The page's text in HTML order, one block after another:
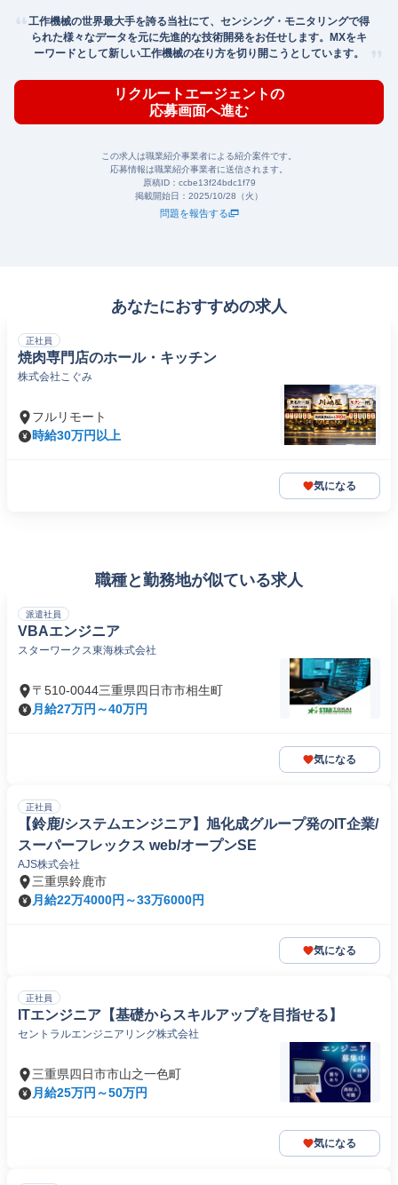
工作機械の世界最大手を誇る当社にて、センシング・モニタリングで得
られた様々なデータを元に先進的な技術開発をお任せします。MXをキ
ーワードとして新しい工作機械の在り方を切り開こうとしています。
リクルートエージェントの
応募画面へ進む
この求人は職業紹介事業者による紹介案件です。
応募情報は職業紹介事業者に送信されます。
原稿ID： ccbe13f24bdc1f79
掲載開始日： 2025/10/28（火）
問題を報告する
あなたにおすすめの求人
正社員
焼肉専門店のホール・キッチン
株式会社こぐみ
フルリモート
時給30万円以上
気になる
職種と勤務地が似ている求人
派遣社員
VBAエンジニア
スターワークス東海株式会社
〒510-0044三重県四日市市相生町
月給27万円～40万円
気になる
正社員
【鈴鹿/システムエンジニア】旭化成グループ発のIT企業/
スーパーフレックス web/オープンSE
AJS株式会社
三重県鈴鹿市
月給22万4000円～33万6000円
気になる
正社員
ITエンジニア【基礎からスキルアップを目指せる】
セントラルエンジニアリング株式会社
三重県四日市市山之一色町
月給25万円～50万円
気になる